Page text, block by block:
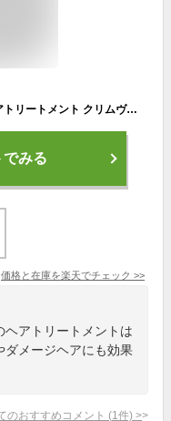
コラーゲンエキス主成分 洗い流さないヘアトリートメント クリムヴィータ ピュアコラ ブースターエマルジョン 100g アウトバス 華やかなジャスミン 安らぐピーチ 香り 美容室専売 正規品 ダメージヘア 乾燥 髪 パサつき 気になる うねり カラー パーマ持続力 フェルミナ
でみる
価格と在庫を楽天でチェック >>
ヘアトリートメントは
メージヘアにも効果
のおすすめコメント (1 件) >